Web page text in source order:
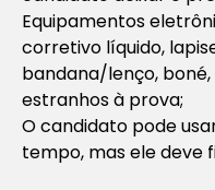
Equipamentos
corretivo líquido,
bandana/lenço,
estranhos à prova;
O candidato pode
tempo, mas ele deve